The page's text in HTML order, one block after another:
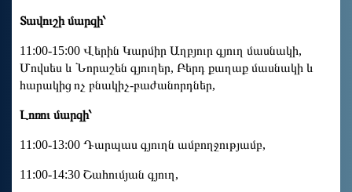
Տավուշի մարզի՝
11:00-15:00 Վերին Կարմիր Աղբյուր գյուղ մասնակի,
Մովսես և Նորաշեն գյուղեր, Բերդ քաղաք մասնակի և
հարակից ոչ բնակիչ-բաժանորդներ,
Լոռու մարզի՝
11:00-13:00 Դարպաս գյուղն ամբողջությամբ,
11:00-14:30 Շահումյան գյուղ,